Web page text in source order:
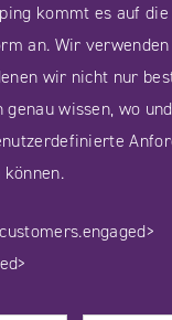
kommt es auf
an. Wir
wir nicht nur
genau wissen, wo